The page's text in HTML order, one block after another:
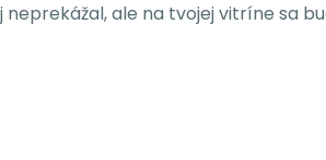
neprekážal, ale na tvojej vitríne sa